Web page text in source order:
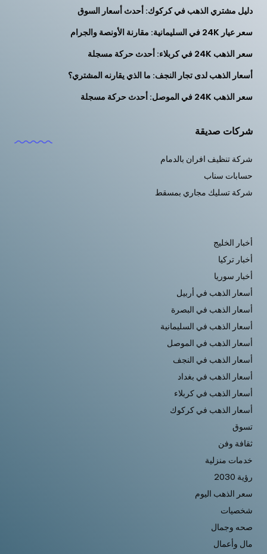
دليل مشتري الذهب في كركوك: أحدث أسعار السوق
سعر عيار 24K في السليمانية: مقارنة الأونصة والجرام
سعر الذهب 24K في كربلاء: أحدث حركة مسجلة
أسعار الذهب لدى تجار النجف: ما الذي يقارنه المشتري؟
سعر الذهب 24K في الموصل: أحدث حركة مسجلة
شركات صديقة
شركة تنظيف افران بالدمام
حسابات سناب
شركة تسليك مجاري بمسقط
أخبار الخليج
أخبار تركيا
أخبار سوريا
أسعار الذهب في أربيل
أسعار الذهب في البصرة
أسعار الذهب في السليمانية
أسعار الذهب في الموصل
أسعار الذهب في النجف
أسعار الذهب في بغداد
أسعار الذهب في كربلاء
أسعار الذهب في كركوك
تسوق
ثقافة وفن
خدمات منزلية
رؤية 2030
سعر الذهب اليوم
شخصيات
صحه وجمال
مال وأعمال